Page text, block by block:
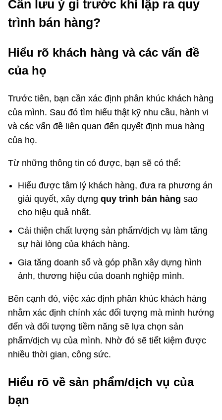
Cần lưu ý gì trước khi lập ra quy
trình bán hàng?
Hiểu rõ khách hàng và các vấn đề
của họ
Trước tiên, bạn cần xác định phân khúc khách hàng
của mình. Sau đó tìm hiểu thật kỹ nhu cầu, hành vi
và các vấn đề liên quan đến quyết định mua hàng
của họ.
Từ những thông tin có được, bạn sẽ có thể:
Hiểu được tâm lý khách hàng, đưa ra phương án
giải quyết, xây dựng quy trình bán hàng sao
cho hiệu quả nhất.
Cải thiện chất lượng sản phẩm/dịch vụ làm tăng
sự hài lòng của khách hàng.
Gia tăng doanh số và góp phần xây dựng hình
ảnh, thương hiệu của doanh nghiệp mình.
Bên cạnh đó, việc xác định phân khúc khách hàng
nhằm xác định chính xác đối tượng mà mình hướng
đến và đối tượng tiềm năng sẽ lựa chọn sản
phẩm/dịch vụ của mình. Nhờ đó sẽ tiết kiệm được
nhiều thời gian, công sức.
Hiểu rõ về sản phẩm/dịch vụ của
bạn